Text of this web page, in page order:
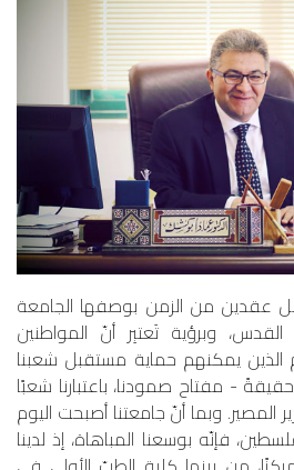
عقدين من الزمن بوصفها الجامعة
وبرؤية تَعتبِر أنّ المواطنين
الذين يمكنهم حماية مستقبل شعبنا
- مفتاح صمودنا، باعتبارنا شعبًا
المصير. وبما أنّ جامعتنا أصبحت اليوم
فإنّه بوسعنا المباهاة، إذ لدينا